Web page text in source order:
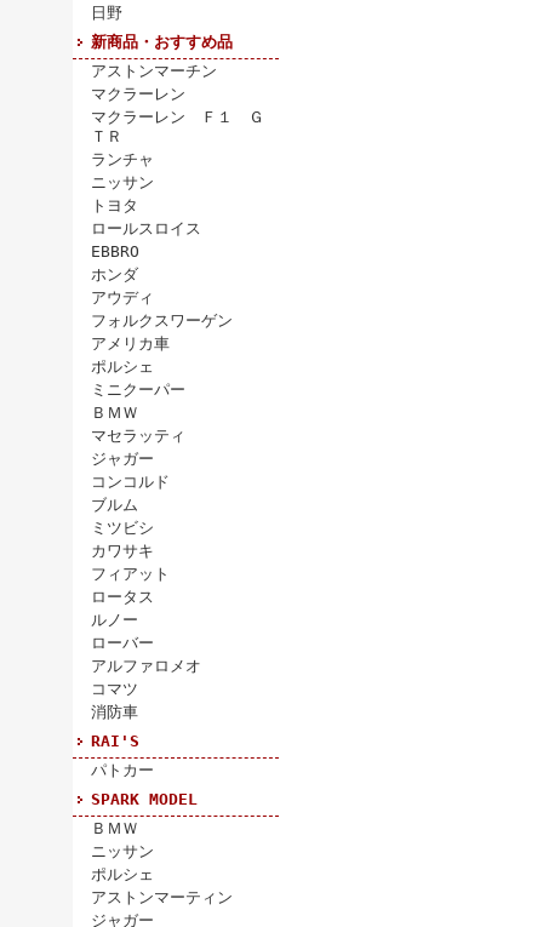
日野
新商品・おすすめ品
アストンマーチン
マクラーレン
マクラーレン Ｆ１ Ｇ
ＴＲ
ランチャ
ニッサン
トヨタ
ロールスロイス
EBBRO
ホンダ
アウディ
フォルクスワーゲン
アメリカ車
ポルシェ
ミニクーパー
ＢＭＷ
マセラッティ
ジャガー
コンコルド
ブルム
ミツビシ
カワサキ
フィアット
ロータス
ルノー
ローバー
アルファロメオ
コマツ
消防車
RAI'S
パトカー
SPARK MODEL
ＢＭＷ
ニッサン
ポルシェ
アストンマーティン
ジャガー